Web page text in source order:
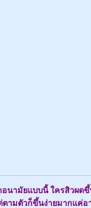
นามัยแบบนี้ ใครสิวผด
ามตัวก็ขึ้นง่ายมากแค่